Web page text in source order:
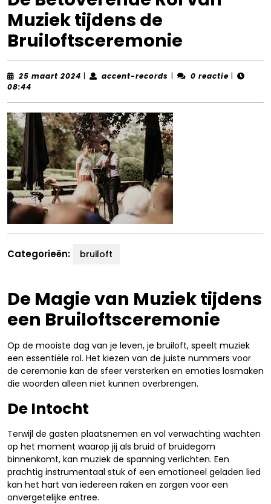
Muziek tijdens de
Bruiloftsceremonie
25 maart 2024 25
| accent-records accent-
| 0 reactie |
08:44
Categorieën: bruiloft
De Magie van Muziek tijdens
een Bruiloftsceremonie
Op de mooiste dag van je leven, je bruiloft, speelt muziek
een essentiële rol. Het kiezen van de juiste nummers voor
de ceremonie kan de sfeer versterken en emoties losmaken
die woorden alleen niet kunnen overbrengen.
De Intocht
Terwijl de gasten plaatsnemen en vol verwachting wachten
op het moment waarop jij als bruid of bruidegom
binnenkomt, kan muziek de spanning verlichten. Een
prachtig instrumentaal stuk of een emotioneel geladen lied
kan het hart van iedereen raken en zorgen voor een
onvergetelijke entree.